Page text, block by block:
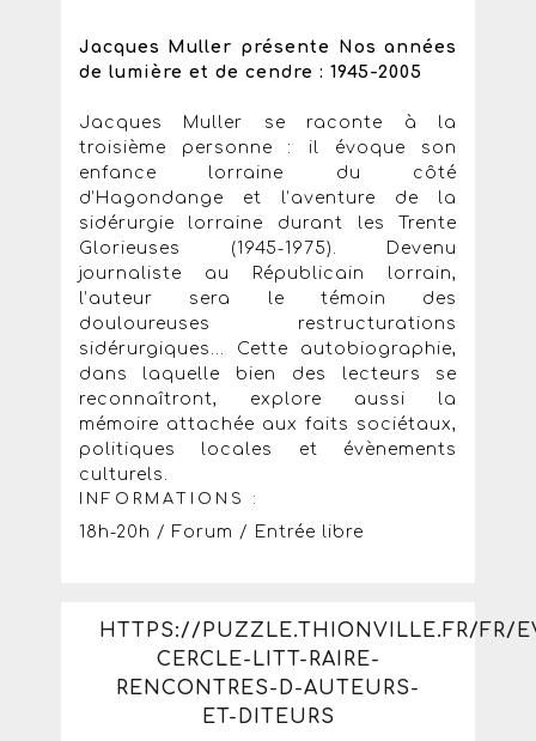
Jacques Muller présente Nos années
de lumière et de cendre : 1945-2005
Jacques Muller se raconte à la
troisième personne : il évoque son
enfance lorraine du côté
d’Hagondange et l’aventure de la
sidérurgie lorraine durant les Trente
Glorieuses (1945-1975). Devenu
journaliste au Républicain lorrain,
l’auteur sera le témoin des
douloureuses restructurations
sidérurgiques... Cette autobiographie,
dans laquelle bien des lecteurs se
reconnaîtront, explore aussi la
mémoire attachée aux faits sociétaux,
politiques locales et évènements
culturels.
INFORMATIONS :
18h-20h / Forum / Entrée libre
HTTPS://PUZZLE.THIONVILLE.FR/FR/
CERCLE-LITT-RAIRE-
RENCONTRES-D-AUTEURS-
ET-DITEURS